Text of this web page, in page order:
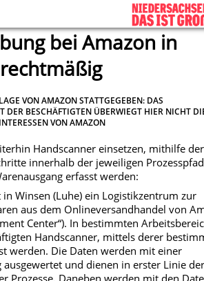
bei Amazon in
VON AMAZON STATTGEGEBEN: DAS
DER BESCHÄFTIGTEN ÜBERWIEGT HIER NICHT
VON AMAZON
Handscanner einsetzen, mithilfe
innerhalb der jeweiligen
erfasst werden:
Winsen (Luhe) ein Logistikzentrum zur
aus dem Onlineversandhandel von
Center“). In bestimmten
Handscanner, mittels derer
werden. Die Daten werden mit einer
ausgewertet und dienen in erster Linie